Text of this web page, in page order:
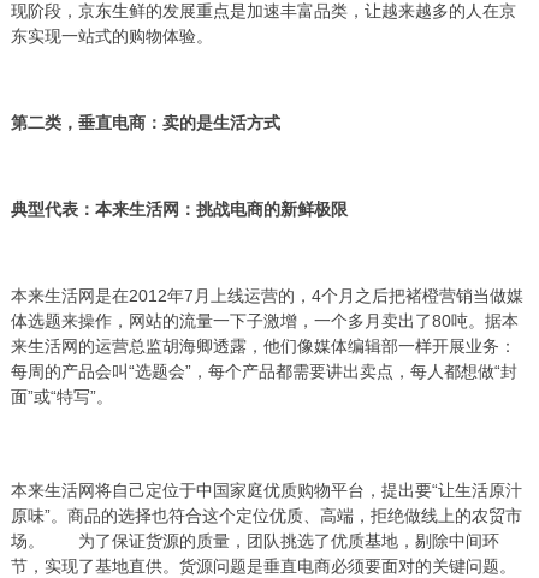
现阶段，京东生鲜的发展重点是加速丰富品类，让越来越多的人在京
东实现一站式的购物体验。
第二类，垂直电商：卖的是生活方式
典型代表：本来生活网：挑战电商的新鲜极限
本来生活网是在2012年7月上线运营的，4个月之后把褚橙营销当做媒
体选题来操作，网站的流量一下子激增，一个多月卖出了80吨。据本
来生活网的运营总监胡海卿透露，他们像媒体编辑部一样开展业务：
每周的产品会叫“选题会”，每个产品都需要讲出卖点，每人都想做“封
面”或“特写”。
本来生活网将自己定位于中国家庭优质购物平台，提出要“让生活原汁
原味”。商品的选择也符合这个定位优质、高端，拒绝做线上的农贸市
场。 为了保证货源的质量，团队挑选了优质基地，剔除中间环
节，实现了基地直供。货源问题是垂直电商必须要面对的关键问题。